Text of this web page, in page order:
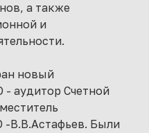
а также
и
новый
аудитор Счетной
-В.В.Астафьев. Были